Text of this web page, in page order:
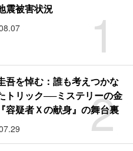
1
震被害状況
2
吾を悼む：誰も考えつかな
トリック──ミステリーの金
容疑者Ｘの献身』の舞台裏